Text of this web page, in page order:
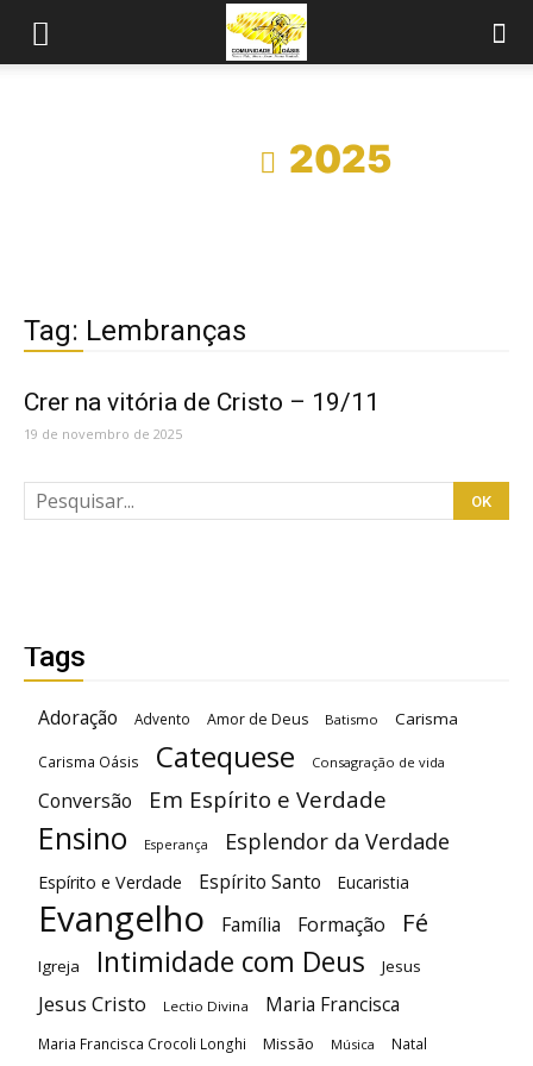
2025
Tag: Lembranças
Crer na vitória de Cristo – 19/11
19 de novembro de 2025
Tags
Adoração Advento Amor de Deus Batismo Carisma
Carisma Oásis Catequese Consagração de vida
Conversão Em Espírito e Verdade
Ensino Esperança Esplendor da Verdade
Espírito e Verdade Espírito Santo Eucaristia
Evangelho Família Formação Fé
Igreja Intimidade com Deus Jesus
Jesus Cristo Lectio Divina Maria Francisca
Maria Francisca Crocoli Longhi Missão Música Natal